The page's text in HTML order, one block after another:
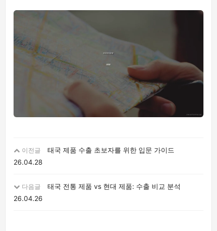
이전글
태국 제품 수출 초보자를 위한 입문 가이드
26.04.28
다음글
태국 전통 제품 vs 현대 제품: 수출 비교 분석
26.04.26